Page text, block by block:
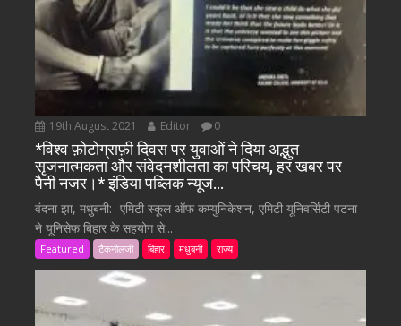
19th August 2021 Editor 0
*विश्व फ़ोटोग्राफ़ी दिवस पर युवाओं ने दिया अद्भुत
सृजनात्मकता और संवेदनशीलता का परिचय, हर खबर पर
पैनी नजर।* इंडिया पब्लिक न्यूज…
वंदना झा, मधुबनी:- एमिटी स्कूल ऑफ कम्युनिकेशन, एमिटी यूनिवर्सिटी पटना
ने यूनिसेफ बिहार के सहयोग से...
Featured टैकनोलजी बिहार मधुबनी राज्य